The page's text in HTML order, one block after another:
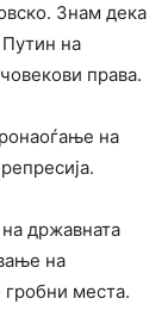
Знам дека
на
права.
на
државната
на
гробни места.